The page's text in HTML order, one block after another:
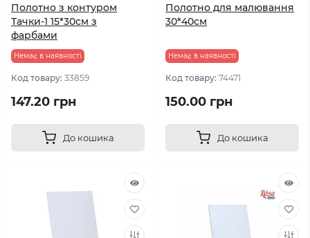
Полотно з контуром
Тачки-1 15*30см з
фарбами
Немає в наявності
Код товару: 33859
147.20 грн
До кошика
Полотно для малювання
30*40см
Немає в наявності
Код товару: 74471
150.00 грн
До кошика